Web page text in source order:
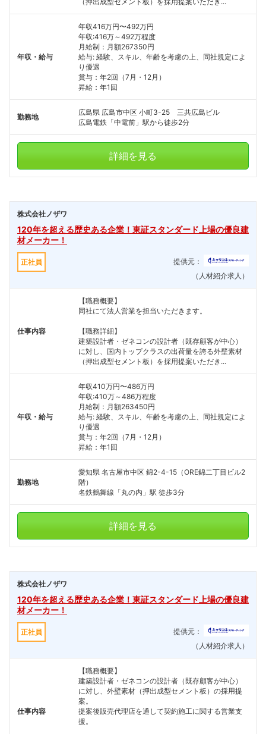
年収・給与
年収416万円〜492万円
年収:416万～492万程度
月給制：月額267350円
給与: 経験、スキル、年齢を考慮の上、同社規定によ
り優遇
賞与：年2回（7月・12月）
昇給：年1回
勤務地
広島県 広島市中区 小町3-25 三共広島ビル
広島電鉄「中電前」駅から徒歩2分
詳細を見る
株式会社ノザワ
120年を超える歴史ある企業！東証スタンダード上場の優良建
材メーカー！
正社員
提供元：
（人材紹介求人）
仕事内容
【職務概要】
同社にて法人営業を担当いただきます。
【職務詳細】
建築設計者・ゼネコンの設計者（既存顧客が中心）
に対し、国内トップクラスの出荷量を誇る外壁素材
（押出成型セメント板）を採用提案いただき...
年収・給与
年収410万円〜486万円
年収:410万～486万程度
月給制：月額263450円
給与: 経験、スキル、年齢を考慮の上、同社規定によ
り優遇
賞与：年2回（7月・12月）
昇給：年1回
勤務地
愛知県 名古屋市中区 錦2-4-15（ORE錦二丁目ビル2
階）
名鉄鶴舞線「丸の内」駅 徒歩3分
詳細を見る
株式会社ノザワ
120年を超える歴史ある企業！東証スタンダード上場の優良建
材メーカー！
正社員
提供元：
（人材紹介求人）
仕事内容
【職務概要】
建築設計者・ゼネコンの設計者（既存顧客が中心）
に対し、外壁素材（押出成型セメント板）の採用提
案。
提案後販売代理店を通して契約施工に関する営業支
援。